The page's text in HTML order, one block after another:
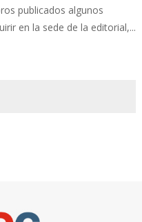
publicados algunos
en la sede de la editorial,...